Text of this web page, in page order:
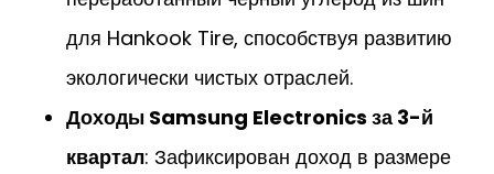
для Hankook Tire, способствуя развитию
экологически чистых отраслей.
Доходы Samsung Electronics за 3-й
квартал: Зафиксирован доход в размере